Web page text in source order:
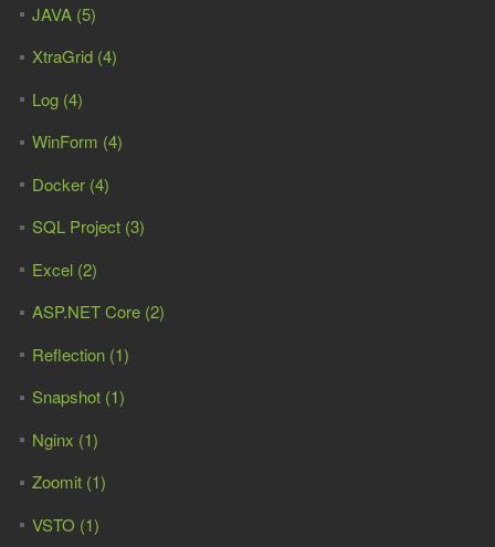
JAVA (5)
XtraGrid (4)
Log (4)
WinForm (4)
Docker (4)
SQL Project (3)
Excel (2)
ASP.NET Core (2)
Reflection (1)
Snapshot (1)
Nginx (1)
Zoomit (1)
VSTO (1)